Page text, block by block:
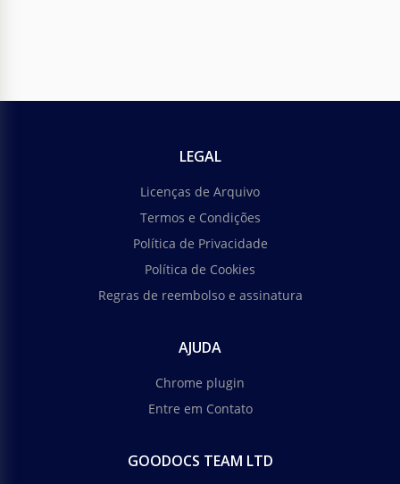
LEGAL
Licenças de Arquivo
Termos e Condições
Política de Privacidade
Política de Cookies
Regras de reembolso e assinatura
AJUDA
Chrome plugin
Entre em Contato
GOODOCS TEAM LTD